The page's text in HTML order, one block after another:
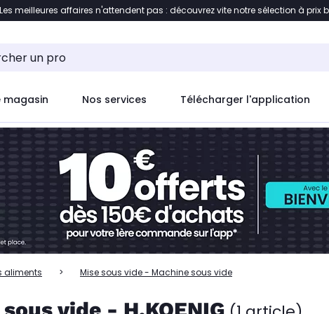
à la liste des produits Accéder directement au
Les meilleures affaires n'attendent pas : découvrez vite notre sélection à prix
magasin Nos services Télécharger l'application
aliments Mise sous vide - Machine sous vide